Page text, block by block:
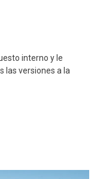
interno y le
las versiones a la